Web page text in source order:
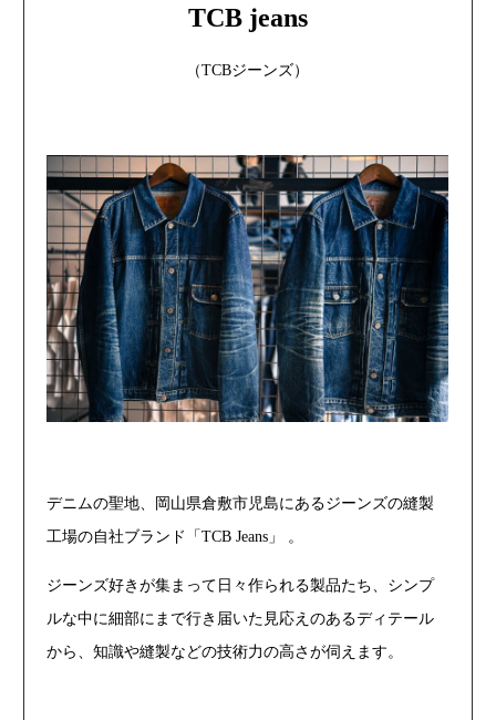
TCB jeans
（TCBジーンズ）
デニムの聖地、岡山県倉敷市児島にあるジーンズの縫製
工場の自社ブランド「TCB Jeans」 。
ジーンズ好きが集まって日々作られる製品たち、シンプ
ルな中に細部にまで行き届いた見応えのあるディテール
から、知識や縫製などの技術力の高さが伺えます。